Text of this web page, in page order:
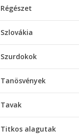
Régészet
Szlovákia
Szurdokok
Tanösvények
Tavak
Titkos alagutak